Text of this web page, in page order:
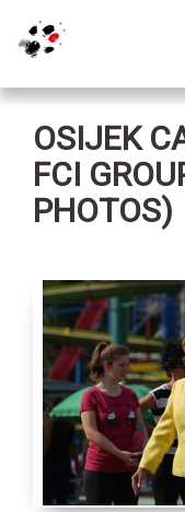
OSIJEK
FCI
PHOTOS)